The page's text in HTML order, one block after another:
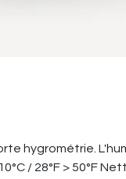
hygrométrie.
/ 28°F > 50°F